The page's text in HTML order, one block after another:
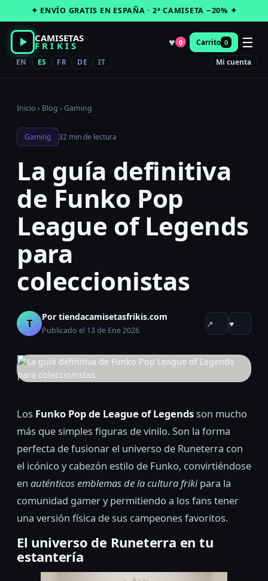
al
contenido
✦ ENVÍO GRATIS EN ESPAÑA · 2ª CAMISETA −20% ✦
CAMISETAS
FRIKIS ♥ 0 Carrito 0 ☰
EN ES FR DE IT Mi cuenta
Inicio › Blog ›Gaming
Gaming 32 min de lectura
La guía definitiva
de Funko Pop
League of Legends
para
coleccionistas
T Por tiendacamisetasfrikis.com
Publicado el 13 de Ene 2026
↗ ♥
Los Funko Pop de League of Legendsson mucho
más que simples figuras de vinilo. Son la forma
perfecta de fusionar el universo de Runeterra con
el icónico y cabezón estilo de Funko, convirtiéndose
en auténticos emblemas de la cultura frikipara la
comunidad gamer y permitiendo a los fans tener
una versión física de sus campeones favoritos.
El universo de Runeterra en tu
estantería